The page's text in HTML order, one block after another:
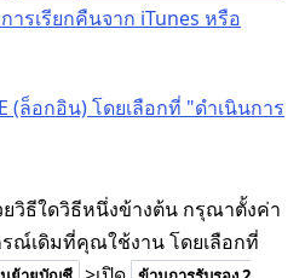
ารเรียกคืนจาก iTunes หรือ
ล็อกอิน) โดยเลือกที่ "ดำเนินการ
วิธีใดวิธีหนึ่งข้างต้น กรุณาตั้งค่า
ณ์เดิมที่คุณใช้งาน โดยเลือกที่